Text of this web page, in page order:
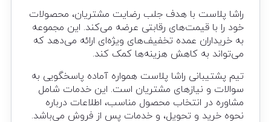
راشا پلاست با هدف جلب رضایت مشتریان، محصولات
خود را با قیمت‌های رقابتی عرضه می‌کند. این مجموعه
به خریداران عمده تخفیف‌های ویژه‌ای ارائه می‌دهد که
می‌تواند به کاهش هزینه‌ها کمک کند.
تیم پشتیبانی راشا پلاست همواره آماده پاسخگویی به
سوالات و نیازهای مشتریان است. این خدمات شامل
مشاوره در انتخاب محصول مناسب، اطلاعات درباره
نحوه خرید و تحویل، و خدمات پس از فروش می‌باشد.